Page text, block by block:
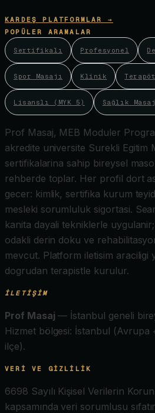
KARDEŞ PLATFORMLAR →
POPÜLER ARAMALAR
Sertifikalı Profesyonel
Spor Masajı Klinik
Lisanslı (MYK 5) Sağlık
Prof Masaj, MEB Moduler
akredite universite Surekli Egitim
sertifikalarina sahip bireysel
rehberde toplar. Her profil dort
gecer: kimlik, sertifika kurum
mesleki sorumluluk sigortasi.
kanita dayali tekniklerle
odakli derin doku ve
mevcut. Platform iletisim araciligi
dogrudan terapistle kurulur.
İLETIŞIM
Prof Masaj — İstanbul geneli
Hizmet bölgesi: İstanbul (Avrupa
ilçe).
VERI VE GIZLILIK
6698 Sayılı Kişisel Verilerin
kapsamında veri sorumlusu